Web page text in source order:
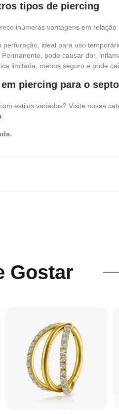
tipos de piercing
inúmeras vantagens em relação
perfuração, ideal para uso
Permanente, pode causar dor,
limitada, menos seguro e pode
piercing para o septo
estilos variados? Visite nossa
Gostar